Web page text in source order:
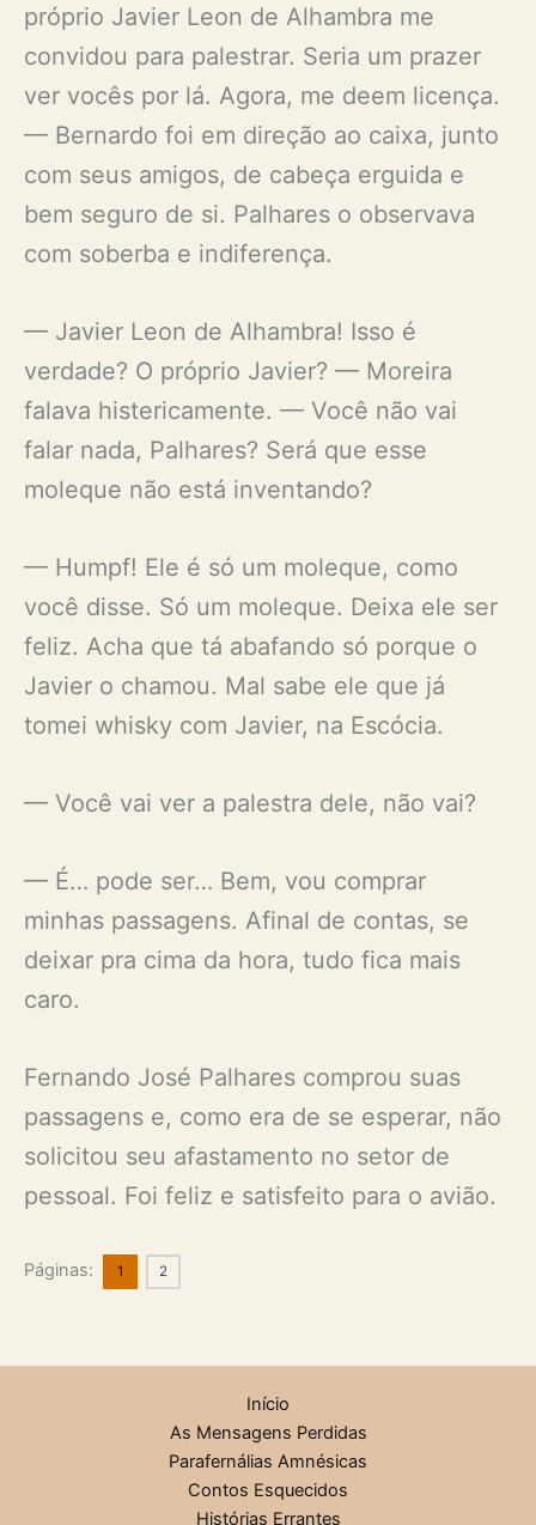
próprio Javier Leon de Alhambra me
convidou para palestrar. Seria um prazer
ver vocês por lá. Agora, me deem licença.
— Bernardo foi em direção ao caixa, junto
com seus amigos, de cabeça erguida e
bem seguro de si. Palhares o observava
com soberba e indiferença.
— Javier Leon de Alhambra! Isso é
verdade? O próprio Javier? — Moreira
falava histericamente. — Você não vai
falar nada, Palhares? Será que esse
moleque não está inventando?
— Humpf! Ele é só um moleque, como
você disse. Só um moleque. Deixa ele ser
feliz. Acha que tá abafando só porque o
Javier o chamou. Mal sabe ele que já
tomei whisky com Javier, na Escócia.
— Você vai ver a palestra dele, não vai?
— É… pode ser… Bem, vou comprar
minhas passagens. Afinal de contas, se
deixar pra cima da hora, tudo fica mais
caro.
Fernando José Palhares comprou suas
passagens e, como era de se esperar, não
solicitou seu afastamento no setor de
pessoal. Foi feliz e satisfeito para o avião.
Páginas: 1 2
Início
As Mensagens Perdidas
Parafernálias Amnésicas
Contos Esquecidos
Histórias Errantes